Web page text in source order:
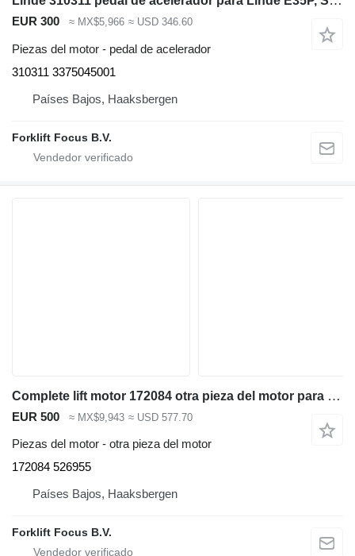
EUR 300 ≈ MX$5,966 ≈ USD 346.60
Piezas del motor - pedal de acelerador
310311 3375045001
Países Bajos, Haaksbergen
Forklift Focus B.V.
Complete lift motor 172084 otra pieza del motor para Linde K15-4 / Still MX15-4 carretilla elevadora
EUR 500 ≈ MX$9,943 ≈ USD 577.70
Piezas del motor - otra pieza del motor
172084 526955
Países Bajos, Haaksbergen
Forklift Focus B.V.